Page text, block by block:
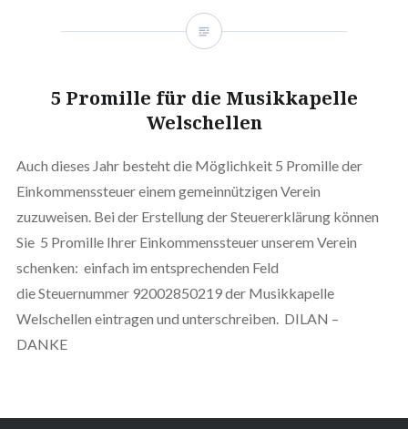
5 Promille für die Musikkapelle
Welschellen
Auch dieses Jahr besteht die Möglichkeit 5 Promille der
Einkommenssteuer einem gemeinnützigen Verein
zuzuweisen. Bei der Erstellung der Steuererklärung können
Sie 5 Promille Ihrer Einkommenssteuer unserem Verein
schenken: einfach im entsprechenden Feld
die Steuernummer 92002850219 der Musikkapelle
Welschellen eintragen und unterschreiben. DILAN –
DANKE